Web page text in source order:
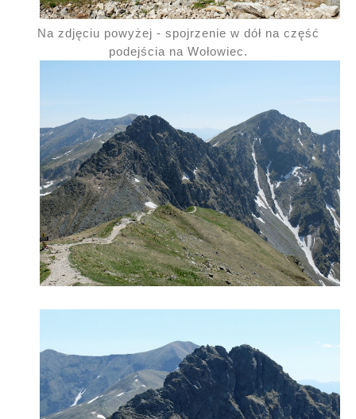
Na zdjęciu powyżej - spojrzenie w dół na część
podejścia na Wołowiec.